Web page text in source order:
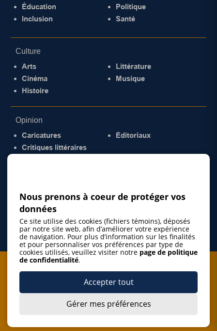
Éducation
Inclusion
Politique
Santé
Culture
Arts
Cinéma
Histoire
Littérature
Musique
Opinion
Caricatures
Critiques littéraires
Éditoriaux
Je m'abonne à l'infolettre
J’accepte de m’abonner à l’infolettre de La Gazette de la
Nous prenons à coeur de protéger vos
données
Ce site utilise des cookies (fichiers témoins), déposés
par notre site web, afin d’améliorer votre expérience
de navigation. Pour plus d’information sur les finalités
et pour personnaliser vos préférences par type de
cookies utilisés, veuillez visiter notre page de politique
de confidentialité.
Accepter tout
Gérer mes préférences